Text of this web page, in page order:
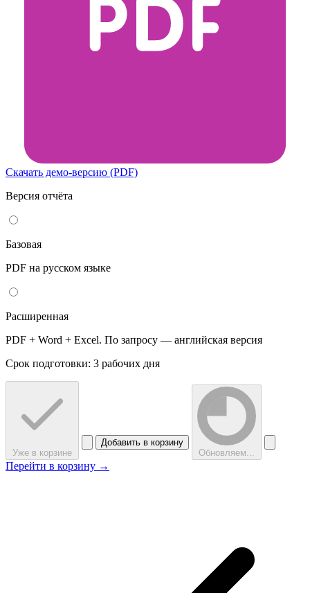
Скачать демо-версию (PDF)
Версия отчёта
Базовая
PDF на русском языке
Расширенная
PDF + Word + Excel. По запросу — английская версия
Срок подготовки: 3 рабочих дня
Уже в корзине
Добавить в корзину
Обновляем...
Перейти в корзину →